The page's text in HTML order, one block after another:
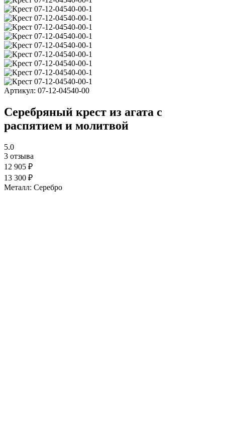
Артикул: 07-12-04540-00
Серебряный крест из агата с
распятием и молитвой
5.0
3 отзыва
12 905 ₽
13 300 ₽
Металл: Серебро